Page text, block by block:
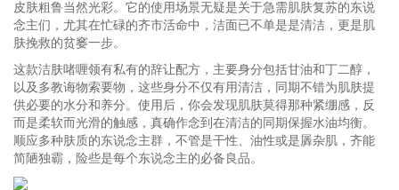
皮肤粗鲁当然光彩。它的使用场景无疑是关于急需肌肤复苏的东说
念主们，尤其在忙碌的齐市活命中，洁面已不单是是清洁，更是肌
肤挽救的贫窭一步。
这款洁肤啫喱领有私有的辞让配方，主要身分包括甘油和丁二醇，
以及多教诲物索要物，这些身分不仅有用清洁，同期不错为肌肤提
供必要的水分和养分。使用后，你会发现肌肤莫得那种紧绷感，反
而是柔软而光滑的触感，真确作念到在清洁的同期保握水油均衡。
顺应多种肤质的东说念主群，不管是干性、油性或是羼杂肌，齐能
简陋独霸，险些是每个东说念主的必备良品。